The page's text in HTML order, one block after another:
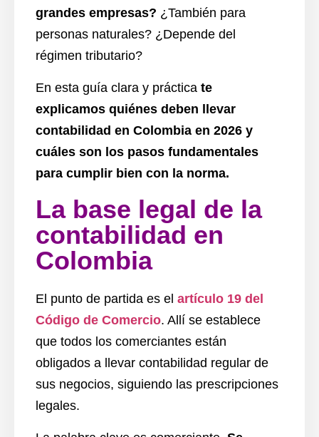
grandes empresas? ¿También para
personas naturales? ¿Depende del
régimen tributario?
En esta guía clara y práctica te
explicamos quiénes deben llevar
contabilidad en Colombia en 2026 y
cuáles son los pasos fundamentales
para cumplir bien con la norma.
La base legal de la
contabilidad en
Colombia
El punto de partida es el artículo 19 del
Código de Comercio. Allí se establece
que todos los comerciantes están
obligados a llevar contabilidad regular de
sus negocios, siguiendo las prescripciones
legales.